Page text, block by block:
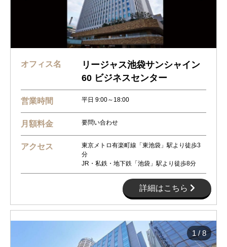
オフィス名
リージャス池袋サンシャイン
60 ビジネスセンター
営業時間 平日 9:00～18:00
月額料金 要問い合わせ
アクセス
東京メトロ有楽町線「東池袋」駅より徒歩3
分
JR・私鉄・地下鉄「池袋」駅より徒歩8分
詳細はこちら
1 /8